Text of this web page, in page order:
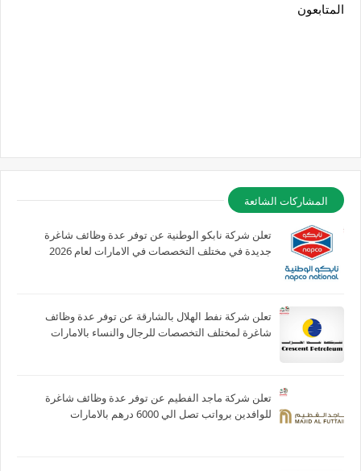
المتابعون
المشاركات الشائعة
تعلن شركة نابكو الوطنية عن توفر عدة وظائف شاغرة
جديدة في مختلف التخصصات في الامارات لعام 2026
تعلن شركة نفط الهلال بالشارقة عن توفر عدة وظائف
شاغرة لمختلف التخصصات للرجال والنساء بالامارات
تعلن شركة ماجد الفطيم عن توفر عدة وظائف شاغرة
للوافدين برواتب تصل الي 6000 درهم بالامارات